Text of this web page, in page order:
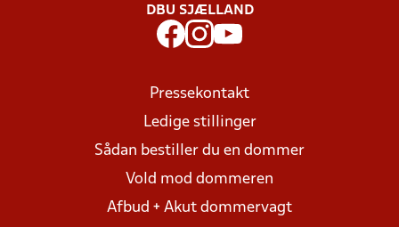
DBU SJÆLLAND
Pressekontakt
Ledige stillinger
Sådan bestiller du en dommer
Vold mod dommeren
Afbud + Akut dommervagt